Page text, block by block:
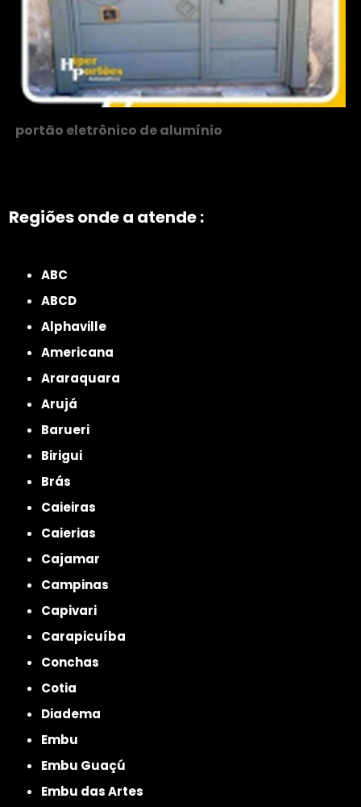
portão eletrônico de alumínio
Regiões onde a atende :
ABC
ABCD
Alphaville
Americana
Araraquara
Arujá
Barueri
Birigui
Brás
Caieiras
Caierias
Cajamar
Campinas
Capivari
Carapicuíba
Conchas
Cotia
Diadema
Embu
Embu Guaçú
Embu das Artes